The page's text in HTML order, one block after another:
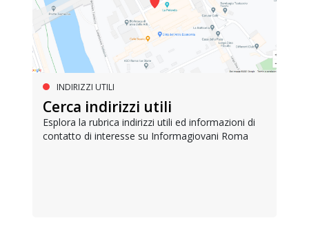
INDIRIZZI UTILI
Cerca indirizzi utili
Esplora la rubrica indirizzi utili ed informazioni di
contatto di interesse su Informagiovani Roma